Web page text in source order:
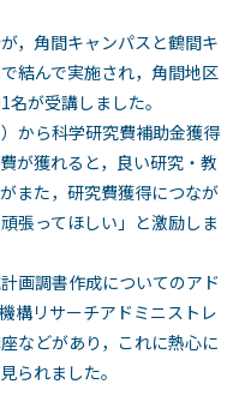
，角間キャンパスと鶴間キ
結んで実施され，角間地区
が受講しました。
から科学研究費補助金獲得
が獲れると，良い研究・教
また，研究費獲得につなが
張ってほしい」と激励しま
画調書作成についてのアド
構リサーチアドミニストレ
などがあり，これに熱心に
られました。